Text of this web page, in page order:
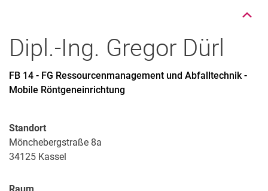
Dipl.-Ing. Gregor Dürl
FB 14 - FG Ressourcenmanagement und Abfalltechnik -
Mobile Röntgeneinrichtung
Standort
Mönchebergstraße 8a
34125 Kassel